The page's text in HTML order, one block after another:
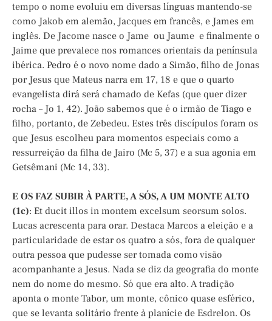
tempo o nome evoluiu em diversas línguas mantendo-se
como Jakob em alemão, Jacques em francês, e James em
inglês. De Jacome nasce o Jame ou Jaume e finalmente o
Jaime que prevalece nos romances orientais da península
ibérica. Pedro é o novo nome dado a Simão, filho de Jonas
por Jesus que Mateus narra em 17, 18 e que o quarto
evangelista dirá será chamado de Kefas (que quer dizer
rocha – Jo 1, 42). João sabemos que é o irmão de Tiago e
filho, portanto, de Zebedeu. Estes três discípulos foram os
que Jesus escolheu para momentos especiais como a
ressurreição da filha de Jairo (Mc 5, 37) e a sua agonia em
Getsêmani (Mc 14, 33).
E OS FAZ SUBIR À PARTE, A SÓS, A UM MONTE ALTO
(1c): Et ducit illos in montem excelsum seorsum solos.
Lucas acrescenta para orar. Destaca Marcos a eleição e a
particularidade de estar os quatro a sós, fora de qualquer
outra pessoa que pudesse ser tomada como visão
acompanhante a Jesus. Nada se diz da geografia do monte
nem do nome do mesmo. Só que era alto. A tradição
aponta o monte Tabor, um monte, cônico quase esférico,
que se levanta solitário frente à planície de Esdrelon. Os